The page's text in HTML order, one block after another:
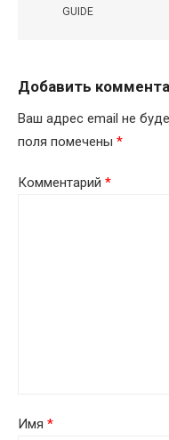
GUIDE
Добавить
Ваш адрес email не
поля помечены *
Комментарий *
Имя *